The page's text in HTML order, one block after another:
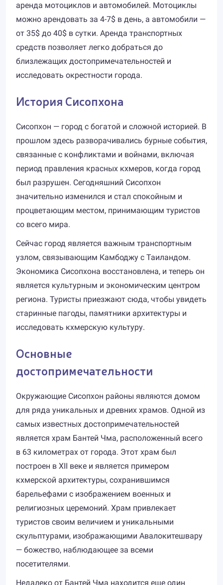
аренда мотоциклов и автомобилей. Мотоциклы
можно арендовать за 4-7$ в день, а автомобили —
от 35$ до 40$ в сутки. Аренда транспортных
средств позволяет легко добраться до
близлежащих достопримечательностей и
исследовать окрестности города.
История Сисопхона
Сисопхон — город с богатой и сложной историей. В
прошлом здесь разворачивались бурные события,
связанные с конфликтами и войнами, включая
период правления красных кхмеров, когда город
был разрушен. Сегодняшний Сисопхон
значительно изменился и стал спокойным и
процветающим местом, принимающим туристов
со всего мира.
Сейчас город является важным транспортным
узлом, связывающим Камбоджу с Таиландом.
Экономика Сисопхона восстановлена, и теперь он
является культурным и экономическим центром
региона. Туристы приезжают сюда, чтобы увидеть
старинные пагоды, памятники архитектуры и
исследовать кхмерскую культуру.
Основные
достопримечательности
Окружающие Сисопхон районы являются домом
для ряда уникальных и древних храмов. Одной из
самых известных достопримечательностей
является храм Бантей Чма, расположенный всего
в 63 километрах от города. Этот храм был
построен в XII веке и является примером
кхмерской архитектуры, сохранившимся
барельефами с изображением военных и
религиозных церемоний. Храм привлекает
туристов своим величием и уникальными
скульптурами, изображающими Авалокитешвару
— божество, наблюдающее за всеми
посетителями.
Недалеко от Бантей Чма находится еще один